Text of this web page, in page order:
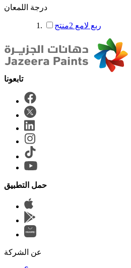
درجة اللمعان
ربع لامع 2منتج
حمل التطبيق
عن الشركة